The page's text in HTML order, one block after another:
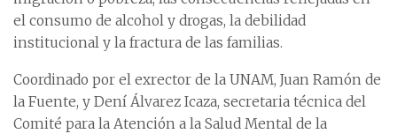
el consumo de alcohol y drogas, la debilidad
institucional y la fractura de las familias.
Coordinado por el exrector de la UNAM, Juan Ramón de
la Fuente, y Dení Álvarez Icaza, secretaria técnica del
Comité para la Atención a la Salud Mental de la